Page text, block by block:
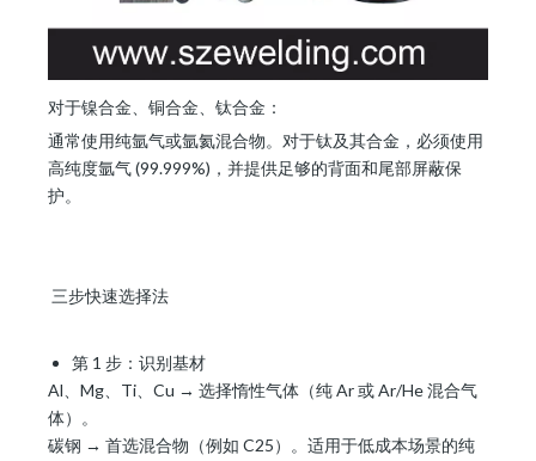
对于镍合金、铜合金、钛合金：
通常使用纯氩气或氩氦混合物。对于钛及其合金，必须使用
高纯度氩气 (99.999%)，并提供足够的背面和尾部屏蔽保
护。
三步快速选择法
第 1 步：识别基材
Al、Mg、Ti、Cu → 选择惰性气体（纯 Ar 或 Ar/He 混合气
体）。
碳钢 → 首选混合物（例如 C25）。适用于低成本场景的纯